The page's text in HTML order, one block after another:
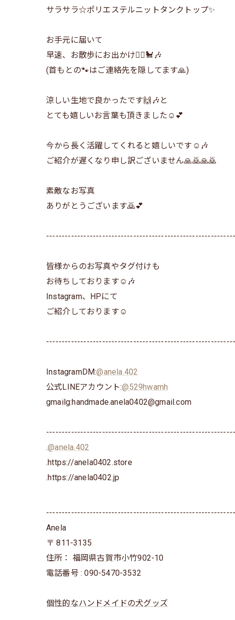
サラサラ☆ポリエステルニットタンクトップ✨
お手元に届いて
早速、お散歩にお出かけ🚶‍♀️🐩🎶
(首もとの🐾はご連絡先を隠してます🙏)
涼しい生地で良かったです🙌🎶と
とても嬉しいお言葉も頂きました☺️💕
今から長く活躍してくれると嬉しいです☺️🎶
ご紹介が遅くなり申し訳ございません🙏🙇🙏🙇
素敵なお写真
ありがとうございます🙇💕
皆様からのお写真やタグ付けも
お待ちしております☺️🎶
Instagram、HPにて
ご紹介しております☺️
InstagramDM:@anela.402
公式LINEアカウント:@529hwamh
gmailg:handmade.anela0402@gmail.com
.@anela.402
.https://anela0402.store
⁡.https://anela0402.jp⁡⁡
Anela
〒811-3135
住所： 福岡県古賀市小竹902-10
電話番号 :090-5470-3532
個性的なハンドメイドの犬グッズ